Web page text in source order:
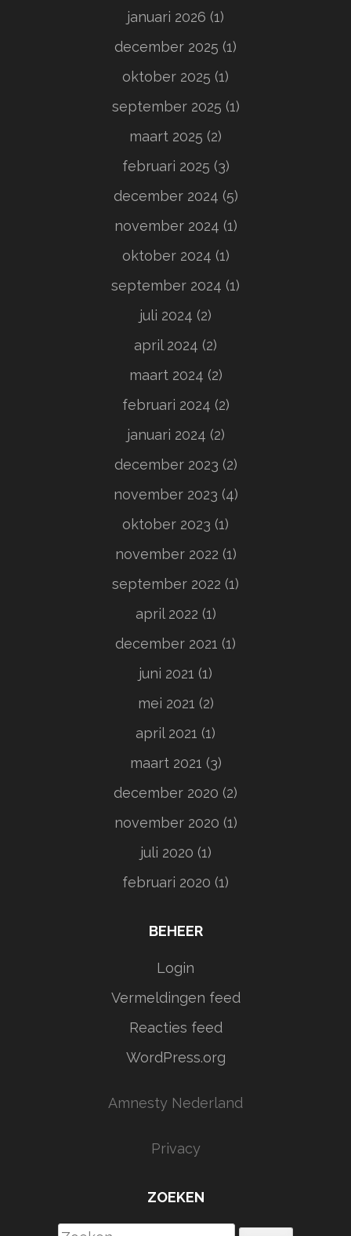
januari 2026 (1)
december 2025 (1)
oktober 2025 (1)
september 2025 (1)
maart 2025 (2)
februari 2025 (3)
december 2024 (5)
november 2024 (1)
oktober 2024 (1)
september 2024 (1)
juli 2024 (2)
april 2024 (2)
maart 2024 (2)
februari 2024 (2)
januari 2024 (2)
december 2023 (2)
november 2023 (4)
oktober 2023 (1)
november 2022 (1)
september 2022 (1)
april 2022 (1)
december 2021 (1)
juni 2021 (1)
mei 2021 (2)
april 2021 (1)
maart 2021 (3)
december 2020 (2)
november 2020 (1)
juli 2020 (1)
februari 2020 (1)
BEHEER
Login
Vermeldingen feed
Reacties feed
WordPress.org
Amnesty Nederland
Privacy
ZOEKEN